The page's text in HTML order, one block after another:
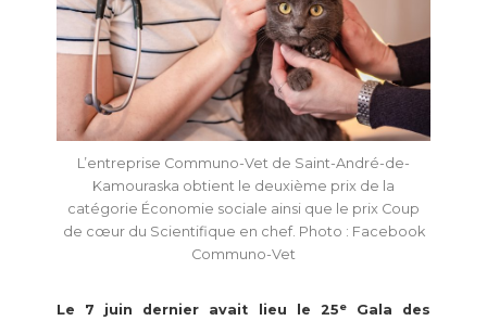
L’entreprise Communo-Vet de Saint-André-de-
Kamouraska obtient le deuxième prix de la
catégorie Économie sociale ainsi que le prix Coup
de cœur du Scientifique en chef. Photo : Facebook
Communo-Vet
Le 7 juin dernier avait lieu le 25eGala des